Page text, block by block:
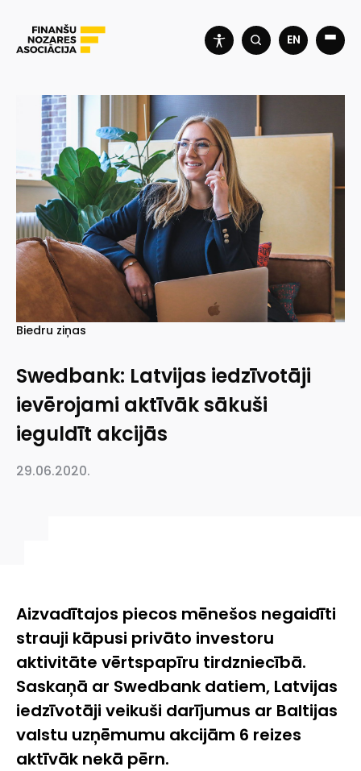
EN
Biedru ziņas
Swedbank: Latvijas iedzīvotāji
ievērojami aktīvāk sākuši
ieguldīt akcijās
29.06.2020.
Aizvadītajos piecos mēnešos negaidīti
strauji kāpusi privāto investoru
aktivitāte vērtspapīru tirdzniecībā.
Saskaņā ar Swedbank datiem, Latvijas
iedzīvotāji veikuši darījumus ar Baltijas
valstu uzņēmumu akcijām 6 reizes
aktīvāk nekā pērn.